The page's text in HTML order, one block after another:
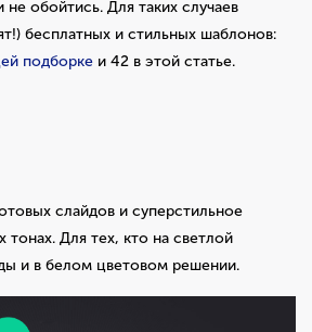
обойтись. Для таких случаев
бесплатных и стильных шаблонов:
подборке и 42 в этой статье.
слайдов и суперстильное
Для тех, кто на светлой
и в белом цветовом решении.